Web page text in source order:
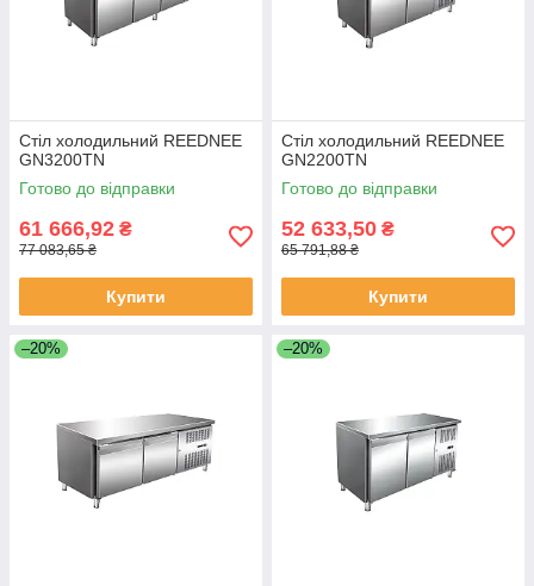
Стіл холодильний REEDNEE
GN3200TN
Готово до відправки
61 666,92 ₴
77 083,65 ₴
Купити
Стіл холодильний REEDNEE
GN2200TN
Готово до відправки
52 633,50 ₴
65 791,88 ₴
Купити
–20% –20%